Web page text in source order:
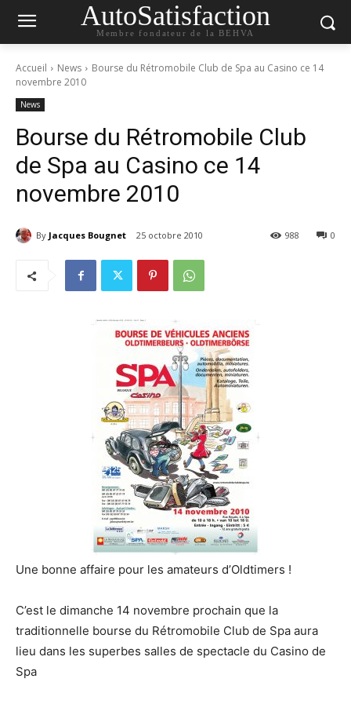
AutoSatisfaction
Membre fondateur de la BEHVA
Accueil News
Bourse du Rétromobile Club de Spa au Casino ce 14
novembre 2010
News
Bourse du Rétromobile Club
de Spa au Casino ce 14
novembre 2010
By Jacques Bougnet 25 octobre 2010 0
988
Une bonne affaire pour les amateurs d’Oldtimers !
C’est le dimanche 14 novembre prochain que la
traditionnelle bourse du Rétromobile Club de Spa aura
lieu dans les superbes salles de spectacle du Casino de
Spa